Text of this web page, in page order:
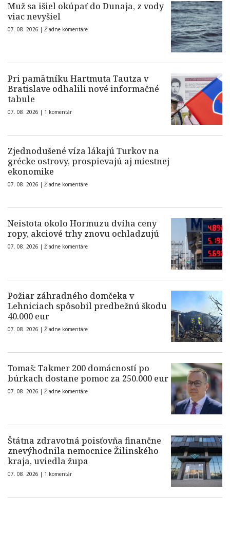
Muž sa išiel okúpať do Dunaja, z vody
viac nevyšiel
07. 08. 2026 | Žiadne komentáre
Pri pamätníku Hartmuta Tautza v
Bratislave odhalili nové informačné
tabule
07. 08. 2026 | 1 komentár
Zjednodušené víza lákajú Turkov na
grécke ostrovy, prospievajú aj miestnej
ekonomike
07. 08. 2026 | Žiadne komentáre
Neistota okolo Hormuzu dvíha ceny
ropy, akciové trhy znovu ochladzujú
07. 08. 2026 | Žiadne komentáre
Požiar záhradného domčeka v
Lehniciach spôsobil predbežnú škodu
40.000 eur
07. 08. 2026 | Žiadne komentáre
Tomaš: Takmer 200 domácností po
búrkach dostane pomoc za 250.000 eur
07. 08. 2026 | Žiadne komentáre
Štátna zdravotná poisťovňa finančne
znevýhodnila nemocnice Žilinského
kraja, uviedla župa
07. 08. 2026 | 1 komentár